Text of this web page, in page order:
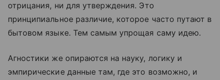
отрицания, ни для утверждения. Это
принципиальное различие, которое часто путают в
бытовом языке. Тем самым упрощая саму идею.
Агностики же опираются на науку, логику и
эмпирические данные там, где это возможно, и